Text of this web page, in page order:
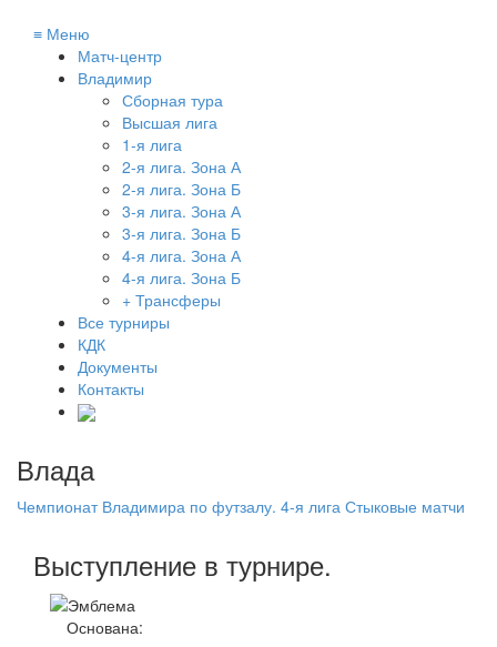
≡ Меню
Матч-центр
Владимир
Сборная тура
Высшая лига
1-я лига
2-я лига. Зона А
2-я лига. Зона Б
3-я лига. Зона А
3-я лига. Зона Б
4-я лига. Зона А
4-я лига. Зона Б
+ Трансферы
Все турниры
КДК
Документы
Контакты
Влада
Чемпионат Владимира по футзалу. 4-я лига Стыковые матчи
Выступление в турнире.
Основана: